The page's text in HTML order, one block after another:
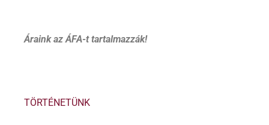
Áraink az ÁFA-t tartalmazzák!
TÖRTÉNETÜNK